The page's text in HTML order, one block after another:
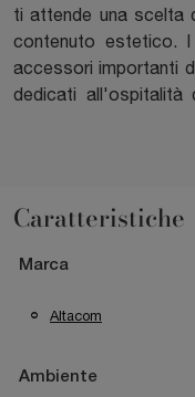
ti attende una scelta
contenuto estetico.
accessori importanti
dedicati all'ospitalità
Caratteristiche
Marca
Altacom
Ambiente